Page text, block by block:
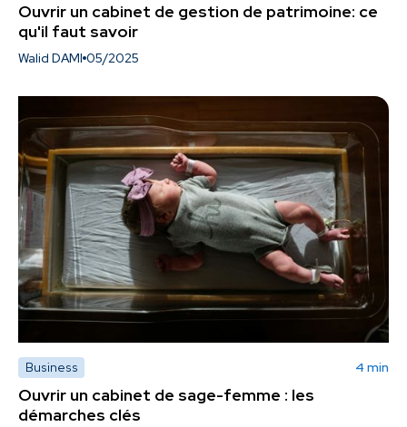
Ouvrir un cabinet de gestion de patrimoine: ce
qu'il faut savoir
Walid DAMI 05/2025
Business 4 min
Ouvrir un cabinet de sage-femme : les
démarches clés